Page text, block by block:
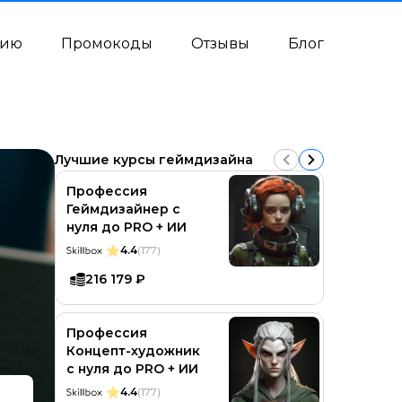
Промокоды Отзывы Блог
Лучшие курсы геймдизайна
Профессия
Геймдизайнер с
нуля до PRO + ИИ
4.4(177)
216 179 ₽
Профессия
Концепт-художник
с нуля до PRO + ИИ
4.4(177)